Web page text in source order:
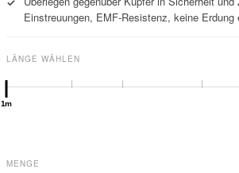
Einstreuungen, EMF-Resistenz, keine Erdung
LÄNGE WÄHLEN
1m
MENGE